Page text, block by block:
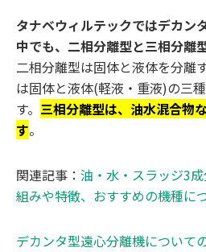
タナベウィルテックではデカン
中でも、二相分離型と三相分離
二相分離型は固体と液体を分離
は固体と液体(軽液・重液)の三
す。 三相分離型は、油水混合物
す。
関連記事： 油・水・スラッジ3
組みや特徴、おすすめの機種に
デカンタ型遠心分離機について